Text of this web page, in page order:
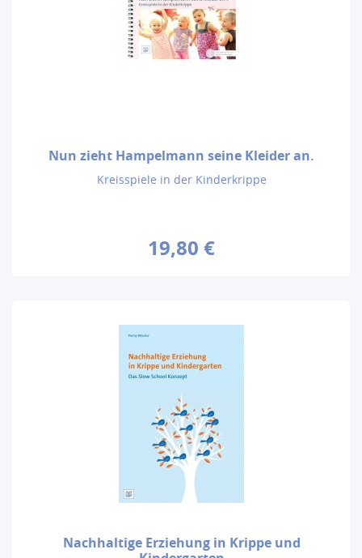
Nun zieht Hampelmann seine Kleider an.
Kreisspiele in der Kinderkrippe
19,80 €
Nachhaltige Erziehung in Krippe und